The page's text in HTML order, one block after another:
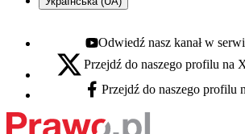
Youtube - otwiera się w nowej karcie
Odwiedź nasz kanał w
X - otwiera się w nowej karcie
Przejdź do naszego profilu na
Facebook - otwiera się w nowej karcie
Przejdź do naszego profilu